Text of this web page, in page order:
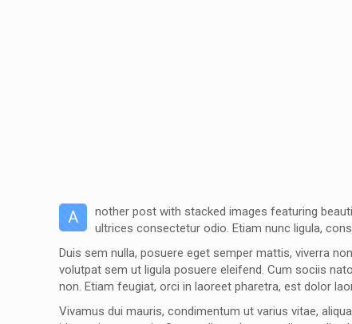
A
nother post with stacked images featuring
ultrices consectetur odio. Etiam nunc ligula,
Duis sem nulla, posuere eget semper mattis, viverra
volutpat sem ut ligula posuere eleifend. Cum sociis
non. Etiam feugiat, orci in laoreet pharetra, est dolor
Vivamus dui mauris, condimentum ut varius vitae,